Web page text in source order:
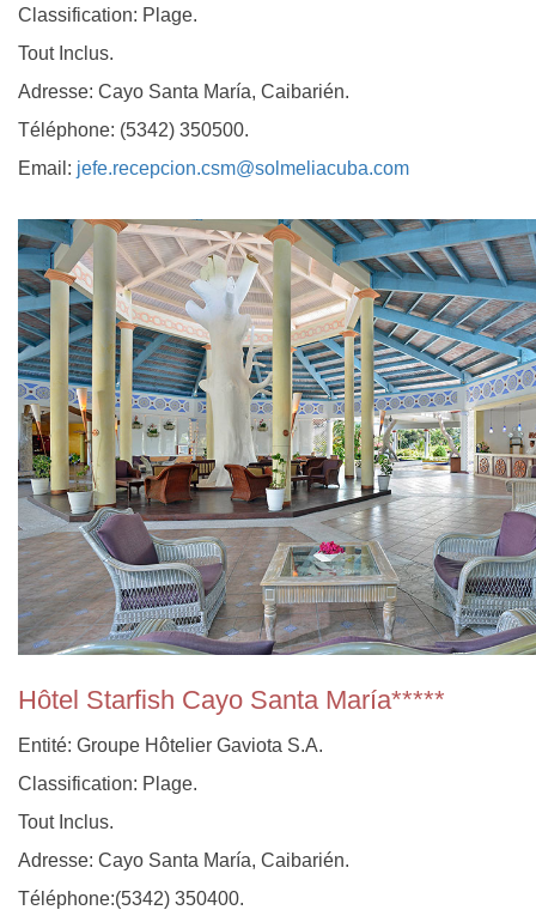
Classification: Plage.
Tout Inclus.
Adresse: Cayo Santa María, Caibarién.
Téléphone: (5342) 350500.
Email: jefe.recepcion.csm@solmeliacuba.com
Hôtel Starfish Cayo Santa María*****
Entité: Groupe Hôtelier Gaviota S.A.
Classification: Plage.
Tout Inclus.
Adresse: Cayo Santa María, Caibarién.
Téléphone:(5342) 350400.